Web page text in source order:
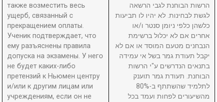
также возместить весь
ущерб, связанный с
прекращением оплаты.
Ученик подтверждает, что
ему разъяснены правила
допуска на экзамены. У него
не будет каких-либо
претензий к Ньюмен центру
и/или к другим лицам или
учреждениям, если он не
הרשות הבוחנת לגבי הרשאה
לגשת לבחינות. לא יהיו לו תביעות
כלשהן כלפי ניומן סנטר ו/או
אחרים אם לא יכלול ברשימת
הנבחנים מטעם המוסד או אם לא
יקבל תעודת גמר בשל אי עמידה
בתנאים הנדרשים ע"י הרשות
הבוחנת. תעודת גמר תוענק
לתלמיד שהשתתף ב-80%
מהשיעורים לפחות ועמד בכל